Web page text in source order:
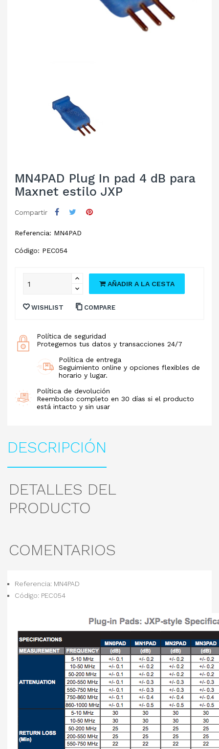
MN4PAD Plug In pad 4 dB para
Maxnet estilo JXP
Compartir
Referencia: MN4PAD
Código: PEC054
AÑADIR A LA CESTA
WISHLIST COMPARE
Política de seguridad
Protegemos tus datos y transacciones 24/7
Política de entrega
Seguimiento online y opciones flexibles de
horario y lugar.
Política de devolución
Reembolso completo en 30 días si el producto
está intacto y sin usar
DESCRIPCIÓN
DETALLES DEL
PRODUCTO
COMENTARIOS
Referencia: MN4PAD
Código: PEC054